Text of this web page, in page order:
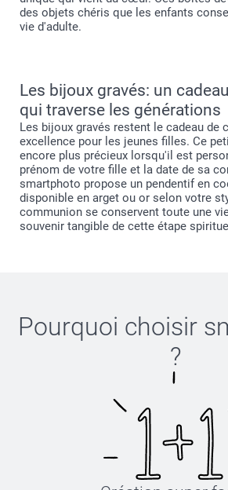
des objets chéris que les enfants
vie d'adulte.
Les bijoux gravés: un
qui traverse les générations
Les bijoux gravés restent le cadeau de
excellence pour les jeunes filles. Ce
encore plus précieux lorsqu'il est
prénom de votre fille et la date de sa
smartphoto propose un pendentif en
disponible en arget ou or selon votre
communion se conservent toute une
souvenir tangible de cette étape
Pourquoi choisir
?